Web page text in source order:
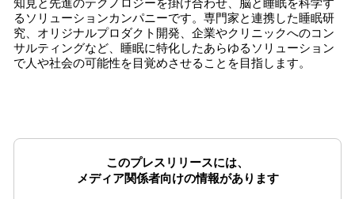
知見と先進のテクノロジーを掛け合わせ、脳と睡眠を科学す
るソリューションカンパニーです。専門家と連携した睡眠研
究、オリジナルプロダクト開発、企業やクリニックへのコン
サルティングなど、睡眠に特化したあらゆるソリューション
で人や社会の可能性を目覚めさせることを目指します。
このプレスリリースには、
メディア関係者向けの情報があります